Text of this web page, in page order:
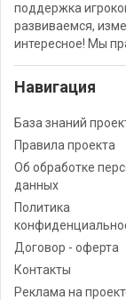
поддержка
развиваемся,
интересное! Мы
Навигация
База знаний
Правила проекта
Об обработке
данных
Политика
Договор - оферта
Контакты
Реклама на